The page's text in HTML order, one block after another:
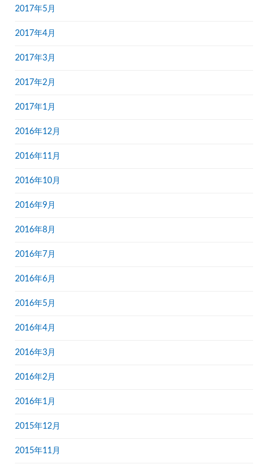
2017年5月
2017年4月
2017年3月
2017年2月
2017年1月
2016年12月
2016年11月
2016年10月
2016年9月
2016年8月
2016年7月
2016年6月
2016年5月
2016年4月
2016年3月
2016年2月
2016年1月
2015年12月
2015年11月